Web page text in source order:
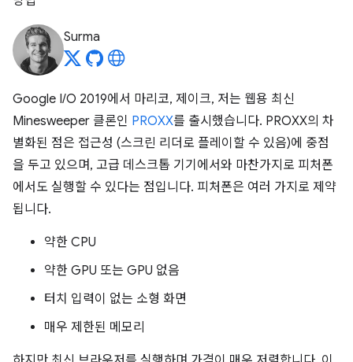
Surma
Google I/O 2019에서 마리코, 제이크, 저는 웹용 최신
Minesweeper 클론인 PROXX를 출시했습니다. PROXX의 차
별화된 점은 접근성 (스크린 리더로 플레이할 수 있음)에 중점
을 두고 있으며, 고급 데스크톱 기기에서와 마찬가지로 피처폰
에서도 실행할 수 있다는 점입니다. 피처폰은 여러 가지로 제약
됩니다.
약한 CPU
약한 GPU 또는 GPU 없음
터치 입력이 없는 소형 화면
매우 제한된 메모리